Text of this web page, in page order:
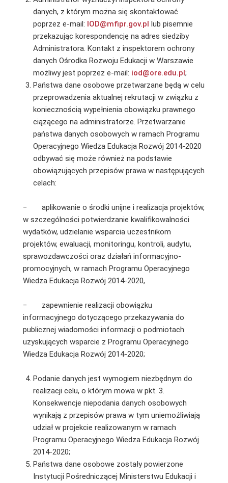
danych, z którym można się skontaktować
poprzez e-mail: IOD@mfipr.gov.pl lub pisemnie
przekazując korespondencję na adres siedziby
Administratora. Kontakt z inspektorem ochrony
danych Ośrodka Rozwoju Edukacji w Warszawie
możliwy jest poprzez e-mail: iod@ore.edu.pl;
Państwa dane osobowe przetwarzane będą w celu
przeprowadzenia aktualnej rekrutacji w związku z
koniecznością wypełnienia obowiązku prawnego
ciążącego na administratorze. Przetwarzanie
państwa danych osobowych w ramach Programu
Operacyjnego Wiedza Edukacja Rozwój 2014-2020
odbywać się może również na podstawie
obowiązujących przepisów prawa w następujących
celach:
− aplikowanie o środki unijne i realizacja projektów,
w szczególności potwierdzanie kwalifikowalności
wydatków, udzielanie wsparcia uczestnikom
projektów, ewaluacji, monitoringu, kontroli, audytu,
sprawozdawczości oraz działań informacyjno-
promocyjnych, w ramach Programu Operacyjnego
Wiedza Edukacja Rozwój 2014-2020,
− zapewnienie realizacji obowiązku
informacyjnego dotyczącego przekazywania do
publicznej wiadomości informacji o podmiotach
uzyskujących wsparcie z Programu Operacyjnego
Wiedza Edukacja Rozwój 2014-2020;
Podanie danych jest wymogiem niezbędnym do
realizacji celu, o którym mowa w pkt. 3.
Konsekwencje niepodania danych osobowych
wynikają z przepisów prawa w tym uniemożliwiają
udział w projekcie realizowanym w ramach
Programu Operacyjnego Wiedza Edukacja Rozwój
2014-2020;
Państwa dane osobowe zostały powierzone
Instytucji Pośredniczącej Ministerstwu Edukacji i